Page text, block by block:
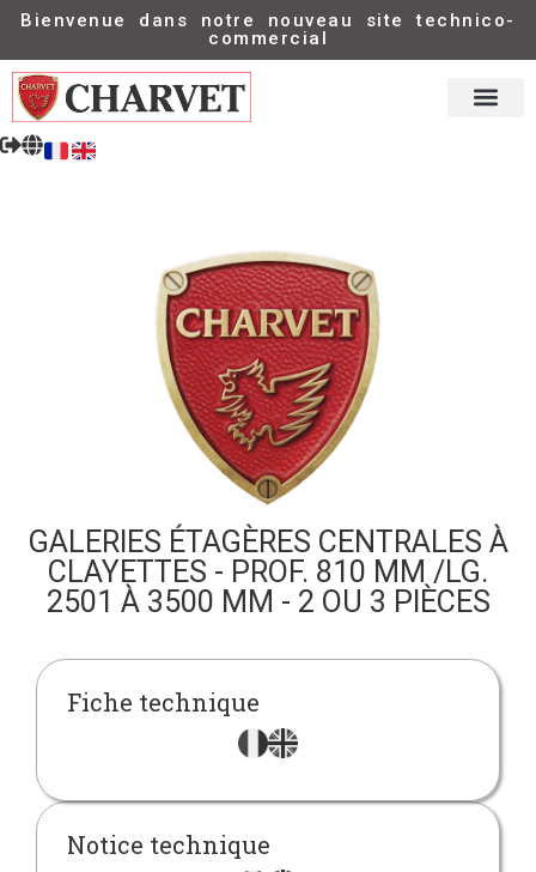
Bienvenue dans notre nouveau site technico-
commercial
GALERIES ÉTAGÈRES CENTRALES À
CLAYETTES - PROF. 810 MM /LG.
2501 À 3500 MM - 2 OU 3 PIÈCES
Fiche technique
Notice technique